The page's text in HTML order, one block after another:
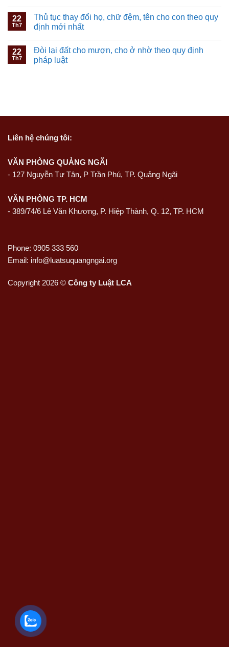
22
Th7
Thủ tục thay đổi họ, chữ đệm, tên cho con theo quy
định mới nhất
22
Th7
Đòi lại đất cho mượn, cho ở nhờ theo quy định
pháp luật
Liên hệ chúng tôi:
VĂN PHÒNG QUẢNG NGÃI
- 127 Nguyễn Tự Tân, P Trần Phú, TP. Quảng Ngãi
VĂN PHÒNG TP. HCM
- 389/74/6 Lê Văn Khương, P. Hiệp Thành, Q. 12, TP. HCM
Phone: 0905 333 560
Email: info@luatsuquangngai.org
Copyright 2026 © Công ty Luật LCA